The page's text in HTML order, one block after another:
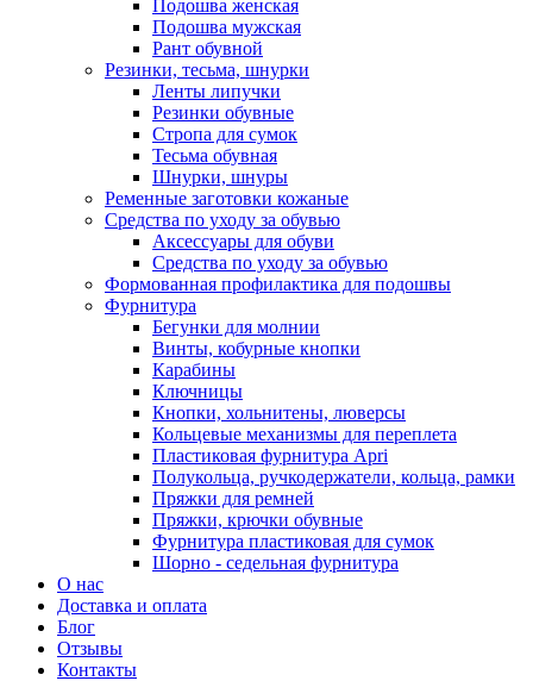
Подошва женская
Подошва мужская
Рант обувной
Резинки, тесьма, шнурки
Ленты липучки
Резинки обувные
Стропа для сумок
Тесьма обувная
Шнурки, шнуры
Ременные заготовки кожаные
Средства по уходу за обувью
Аксессуары для обуви
Средства по уходу за обувью
Формованная профилактика для подошвы
Фурнитура
Бегунки для молнии
Винты, кобурные кнопки
Карабины
Ключницы
Кнопки, хольнитены, люверсы
Кольцевые механизмы для переплета
Пластиковая фурнитура Apri
Полукольца, ручкодержатели, кольца, рамки
Пряжки для ремней
Пряжки, крючки обувные
Фурнитура пластиковая для сумок
Шорно - седельная фурнитура
О нас
Доставка и оплата
Блог
Отзывы
Контакты